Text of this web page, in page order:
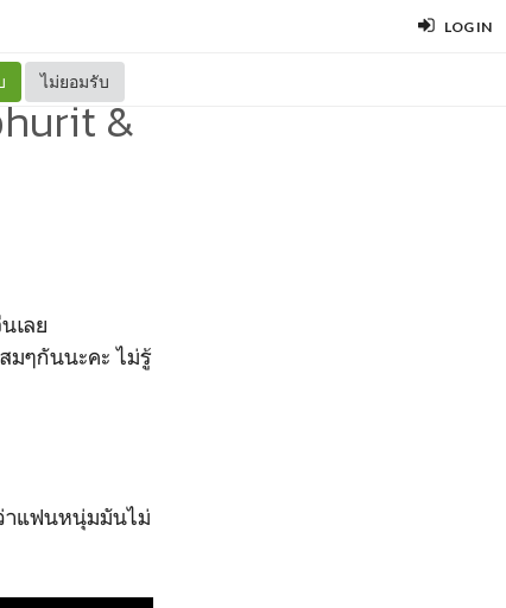
LOG IN
ไม่ยอมรับ
&
เลย
มๆกันนะคะ ไม่รู้
าแฟนหนุ่มมันไม่